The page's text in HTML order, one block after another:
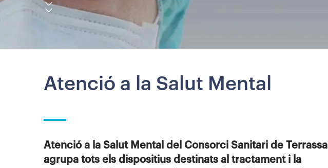
Atenció a la Salut Mental
Atenció a la Salut Mental del Consorci Sanitari de Terrassa
agrupa tots els dispositius destinats al tractament i la